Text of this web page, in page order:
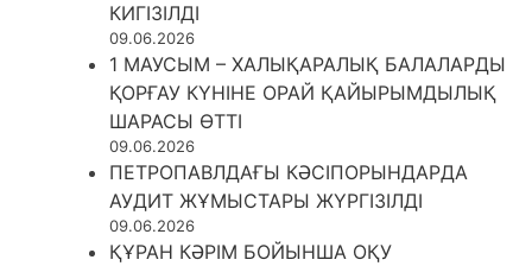
КИГІЗІЛДІ
09.06.2026
1 МАУСЫМ – ХАЛЫҚАРАЛЫҚ БАЛАЛАРДЫ
ҚОРҒАУ КҮНІНЕ ОРАЙ ҚАЙЫРЫМДЫЛЫҚ
ШАРАСЫ ӨТТІ
09.06.2026
ПЕТРОПАВЛДАҒЫ КӘСІПОРЫНДАРДА
АУДИТ ЖҰМЫСТАРЫ ЖҮРГІЗІЛДІ
09.06.2026
ҚҰРАН КӘРІМ БОЙЫНША ОҚУ